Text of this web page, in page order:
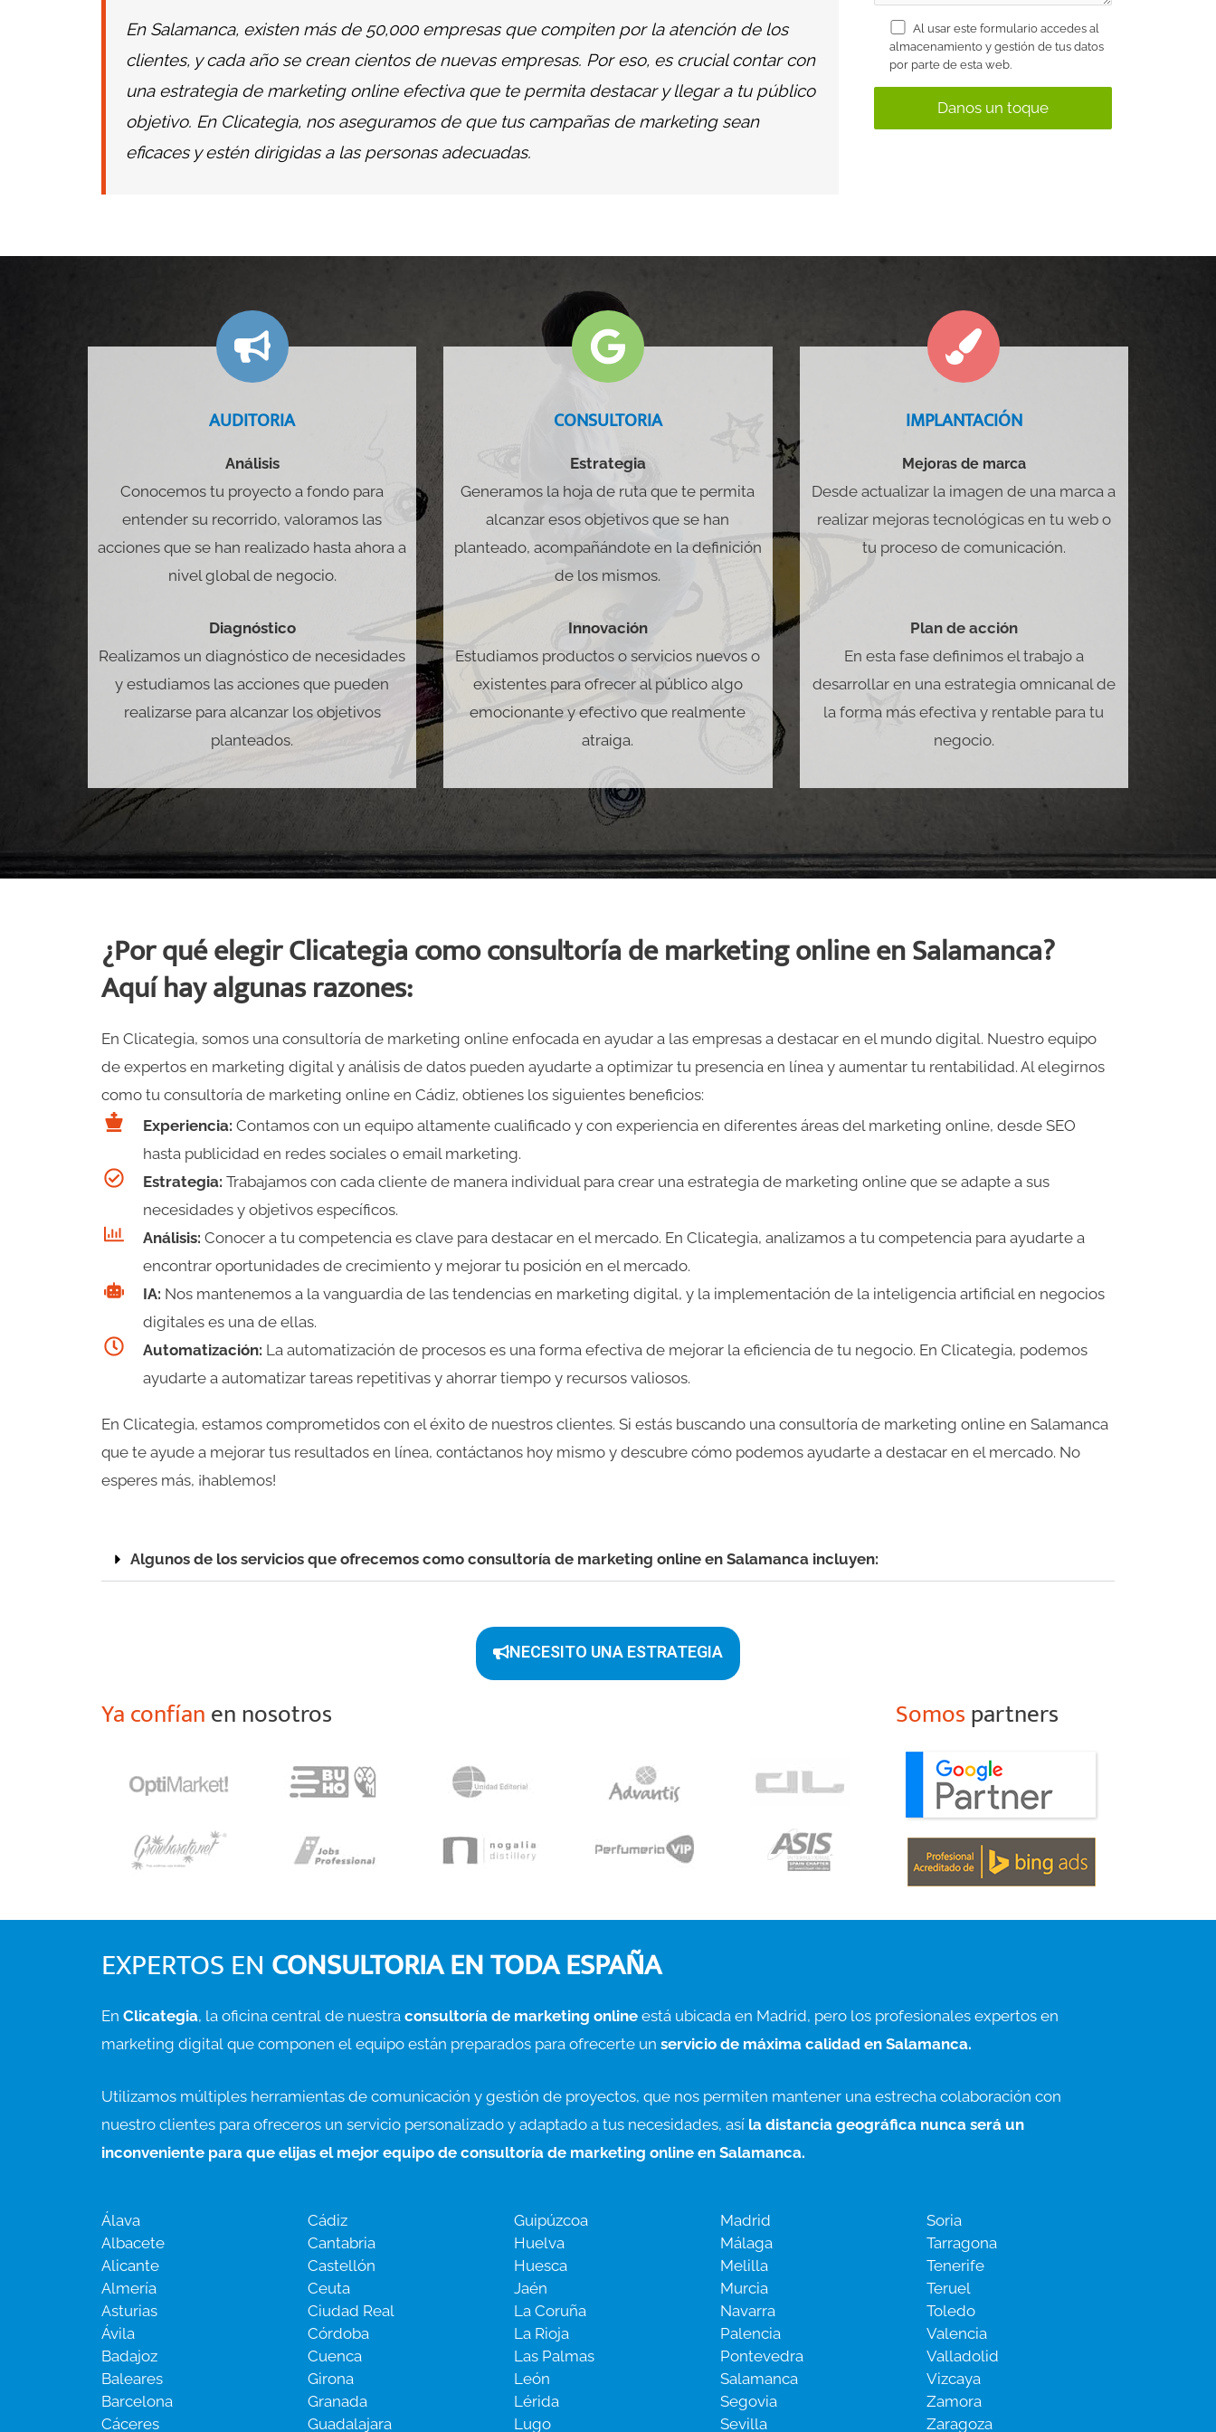
En Salamanca, existen más de 50,000 empresas que compiten por la atención de los
clientes, y cada año se crean cientos de nuevas empresas. Por eso, es crucial contar con
una estrategia de marketing online efectiva que te permita destacar y llegar a tu público
objetivo. En Clicategia, nos aseguramos de que tus campañas de marketing sean
eficaces y estén dirigidas a las personas adecuadas.
Al usar este formulario accedes al
almacenamiento y gestión de tus datos
por parte de esta web.
AUDITORIA
Análisis
Conocemos tu proyecto a fondo para
entender su recorrido, valoramos las
acciones que se han realizado hasta ahora a
nivel global de negocio.
Diagnóstico
Realizamos un diagnóstico de necesidades
y estudiamos las acciones que pueden
realizarse para alcanzar los objetivos
planteados.
CONSULTORIA
Estrategia
Generamos la hoja de ruta que te permita
alcanzar esos objetivos que se han
planteado, acompañándote en la definición
de los mismos.
Innovación
Estudiamos productos o servicios nuevos o
existentes para ofrecer al público algo
emocionante y efectivo que realmente
atraiga.
IMPLANTACIÓN
Mejoras de marca
Desde actualizar la imagen de una marca a
realizar mejoras tecnológicas en tu web o
tu proceso de comunicación.
Plan de acción
En esta fase definimos el trabajo a
desarrollar en una estrategia omnicanal de
la forma más efectiva y rentable para tu
negocio.
¿Por qué elegir Clicategia como consultoría de marketing online en Salamanca?
Aquí hay algunas razones:
En Clicategia, somos una consultoría de marketing online enfocada en ayudar a las empresas a destacar en el mundo digital. Nuestro equipo
de expertos en marketing digital y análisis de datos pueden ayudarte a optimizar tu presencia en línea y aumentar tu rentabilidad. Al elegirnos
como tu consultoría de marketing online en Cádiz, obtienes los siguientes beneficios:
Experiencia: Contamos con un equipo altamente cualificado y con experiencia en diferentes áreas del marketing online, desde SEO
hasta publicidad en redes sociales o email marketing.
Estrategia: Trabajamos con cada cliente de manera individual para crear una estrategia de marketing online que se adapte a sus
necesidades y objetivos específicos.
Análisis: Conocer a tu competencia es clave para destacar en el mercado. En Clicategia, analizamos a tu competencia para ayudarte a
encontrar oportunidades de crecimiento y mejorar tu posición en el mercado.
IA: Nos mantenemos a la vanguardia de las tendencias en marketing digital, y la implementación de la inteligencia artificial en negocios
digitales es una de ellas.
Automatización: La automatización de procesos es una forma efectiva de mejorar la eficiencia de tu negocio. En Clicategia, podemos
ayudarte a automatizar tareas repetitivas y ahorrar tiempo y recursos valiosos.
En Clicategia, estamos comprometidos con el éxito de nuestros clientes. Si estás buscando una consultoría de marketing online en Salamanca
que te ayude a mejorar tus resultados en línea, contáctanos hoy mismo y descubre cómo podemos ayudarte a destacar en el mercado. No
esperes más, ¡hablemos!
Algunos de los servicios que ofrecemos como consultoría de marketing online en Salamanca incluyen:
NECESITO UNA ESTRATEGIA
Ya confíanen nosotros Somospartners
EXPERTOS EN CONSULTORIA EN TODA ESPAÑA
En Clicategia, la oficina central de nuestra consultoría de marketing online está ubicada en Madrid, pero los profesionales expertos en
marketing digital que componen el equipo están preparados para ofrecerte un servicio de máxima calidad en Salamanca.
Utilizamos múltiples herramientas de comunicación y gestión de proyectos, que nos permiten mantener una estrecha colaboración con
nuestro clientes para ofreceros un servicio personalizado y adaptado a tus necesidades, así la distancia geográfica nunca será un
inconveniente para que elijas el mejor equipo de consultoría de marketing online en Salamanca.
Álava
Albacete
Alicante
Almería
Asturias
Ávila
Badajoz
Baleares
Barcelona
Cáceres
Cádiz
Cantabria
Castellón
Ceuta
Ciudad Real
Córdoba
Cuenca
Girona
Granada
Guadalajara
Guipúzcoa
Huelva
Huesca
Jaén
La Coruña
La Rioja
Las Palmas
León
Lérida
Lugo
Madrid
Málaga
Melilla
Murcia
Navarra
Palencia
Pontevedra
Salamanca
Segovia
Sevilla
Soria
Tarragona
Tenerife
Teruel
Toledo
Valencia
Valladolid
Vizcaya
Zamora
Zaragoza